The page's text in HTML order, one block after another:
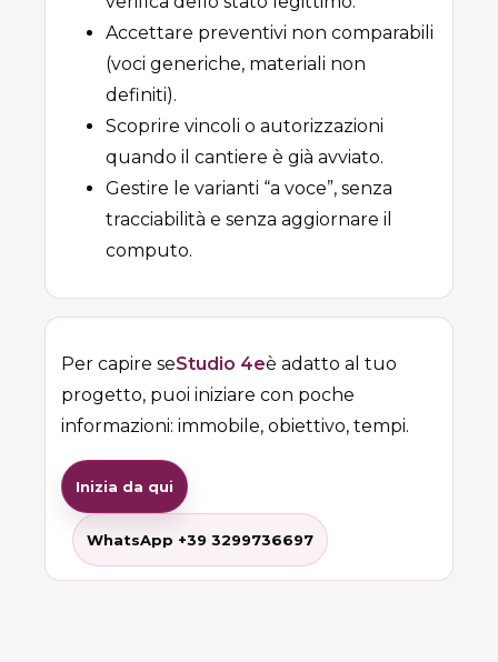
Accettare preventivi non comparabili
(voci generiche, materiali non
definiti).
Scoprire vincoli o autorizzazioni
quando il cantiere è già avviato.
Gestire le varianti “a voce”, senza
tracciabilità e senza aggiornare il
computo.
Per capire seStudio 4eè adatto al tuo
progetto, puoi iniziare con poche
informazioni: immobile, obiettivo, tempi.
Inizia da qui
WhatsApp +39 3299736697